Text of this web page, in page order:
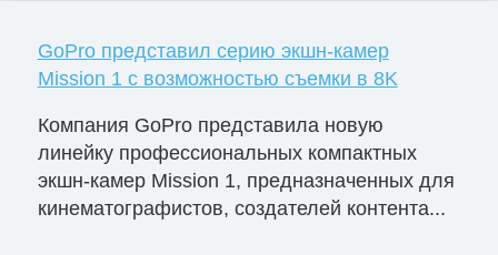
GoPro представил серию экшн-камер
Mission 1 с возможностью съемки в 8K
Компания GoPro представила новую
линейку профессиональных компактных
экшн-камер Mission 1, предназначенных для
кинематографистов, создателей контента...